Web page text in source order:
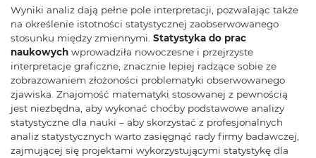
Wyniki analiz dają pełne pole interpretacji, pozwalając także
na określenie istotności statystycznej zaobserwowanego
stosunku między zmiennymi. Statystyka do prac
naukowych wprowadziła nowoczesne i przejrzyste
interpretacje graficzne, znacznie lepiej radzące sobie ze
zobrazowaniem złożoności problematyki obserwowanego
zjawiska. Znajomość matematyki stosowanej z pewnością
jest niezbędna, aby wykonać choćby podstawowe analizy
statystyczne dla nauki – aby skorzystać z profesjonalnych
analiz statystycznych warto zasięgnąć rady firmy badawczej,
zajmującej się projektami wykorzystującymi statystykę dla